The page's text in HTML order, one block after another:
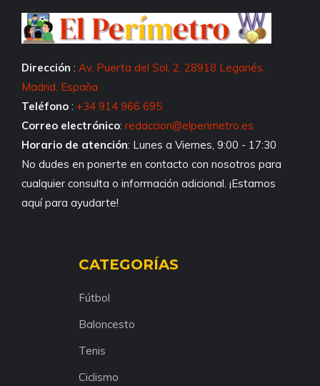
Dirección : Av. Puerta del Sol, 2, 28918 Leganés,
Madrid, España
Teléfono : +34 914 966 695
Correo electrónico: redaccion@elperimetro.es
Horario de atención: Lunes a Viernes, 9:00 - 17:30
No dudes en ponerte en contacto con nosotros para
cualquier consulta o información adicional. ¡Estamos
aquí para ayudarte!
CATEGORÍAS
Fútbol
Baloncesto
Tenis
Ciclismo